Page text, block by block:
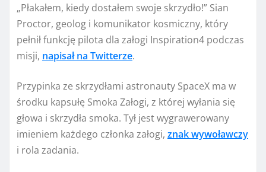
„Płakałem, kiedy dostałem swoje skrzydło!” Sian
Proctor, geolog i komunikator kosmiczny, który
pełnił funkcję pilota dla załogi Inspiration4 podczas
misji, napisał na Twitterze.
Przypinka ze skrzydłami astronauty SpaceX ma w
środku kapsułę Smoka Załogi, z której wyłania się
głowa i skrzydła smoka. Tył jest wygrawerowany
imieniem każdego członka załogi, znak wywoławczy
i rola zadania.